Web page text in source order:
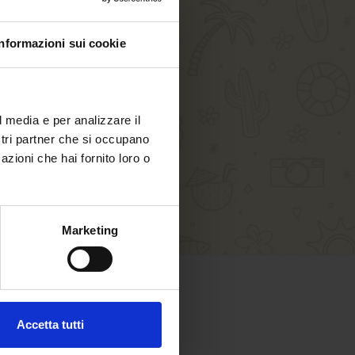
sui cookie
e per analizzare il
partner che si occupano
che hai fornito loro o
Marketing
Accetta tutti
SHOPPING SICURO
in sicurezza con: